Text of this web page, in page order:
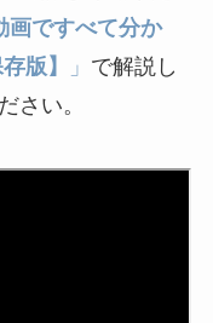
画ですべて分か
版】
」 で解説し
さい。